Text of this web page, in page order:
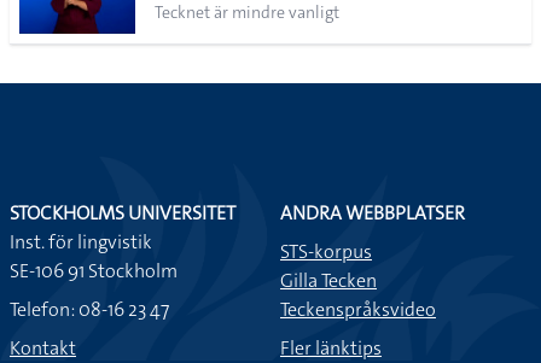
Tecknet är mindre vanligt
STOCKHOLMS UNIVERSITET
Inst. för lingvistik
SE-106 91 Stockholm
Telefon: 08-16 23 47
Kontakt
ANDRA WEBBPLATSER
STS-korpus
Gilla Tecken
Teckenspråksvideo
Fler länktips